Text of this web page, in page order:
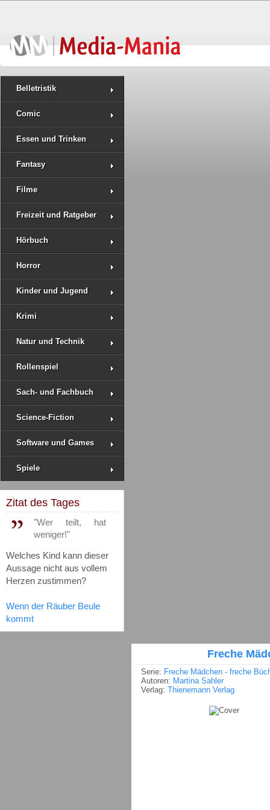
Belletristik
Comic
Essen und Trinken
Fantasy
Filme
Freizeit und Ratgeber
Hörbuch
Horror
Kinder und Jugend
Krimi
Natur und Technik
Rollenspiel
Sach- und Fachbuch
Science-Fiction
Software und Games
Spiele
Zitat des Tages
"Wer teilt, hat
weniger!"
Welches Kind kann dieser
Aussage nicht aus vollem
Herzen zustimmen?
Wenn der Räuber Beule
kommt
Freche
Serie: Freche Mädchen - freche
Autoren: Martina Sahler
Verlag: Thienemann Verlag